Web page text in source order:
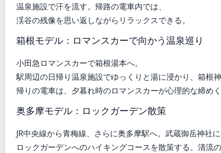
温泉施設で汗を流す。帰路の電車内では、
渓谷の残像を思い返しながらリラックスできる。
箱根モデル：ロマンスカーで向かう温泉巡り
小田急ロマンスカーで箱根湯本へ。
駅周辺の日帰り温泉施設でゆっくりと湯に浸かり、箱根
帰りの電車は、夕暮れ時のロマンスカーが心理的な締め
奥多摩モデル：ロックガーデン散策
JR中央線から青梅線、さらに奥多摩駅へ。武蔵御岳神社
ロックガーデンへのハイキングコースを散策する。清流